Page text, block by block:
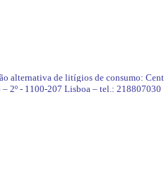
alternativa de litígios de consumo:
2º - 1100-207 Lisboa – tel.: 218807030